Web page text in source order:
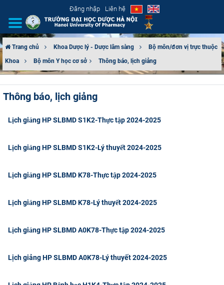
Đăng nhập Liên hệ
GIỚI THIỆU
CƠ CẤU TỔ CHỨC
TUYỂN SINH
CỰU NGƯỜI HỌC
Trang chủ Khoa Dược lý - Dược lâm sàng
Bộ môn/đơn vị trực thuộc
Khoa
Bộ môn Y học cơ sở​ Thông báo, lịch giảng
Thông báo, lịch giảng
Lịch giảng HP SLBMD S1K2-Thực tập 2024-2025
Lịch giảng HP SLBMD S1K2-Lý thuyết 2024-2025
Lịch giảng HP SLBMD K78-Thực tập 2024-2025
Lịch giảng HP SLBMD K78-Lý thuyết 2024-2025
Lịch giảng HP SLBMD A0K78-Thực tập 2024-2025
Lịch giảng HP SLBMD A0K78-Lý thuyết 2024-2025